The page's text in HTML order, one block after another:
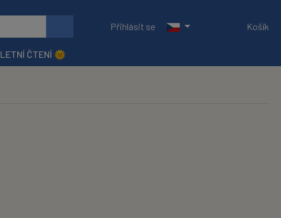
Přihlásit se
Košík
LETNÍ ČTENÍ 🌞